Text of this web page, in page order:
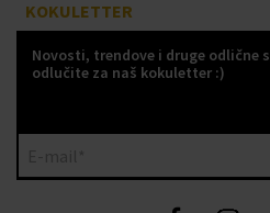
KOKULETTER
Novosti, trendove i druge odlične
odlučite za naš kokuletter :)